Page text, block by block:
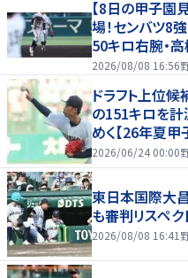
【8日の甲子園
場！センバツ8
50キロ右腕・
2026/08/08 16:56
ドラフト上位
の151キロを計
めく【26年夏甲
2026/06/24 00:00
東日本国際大
も審判リスペク
2026/08/08 16:41